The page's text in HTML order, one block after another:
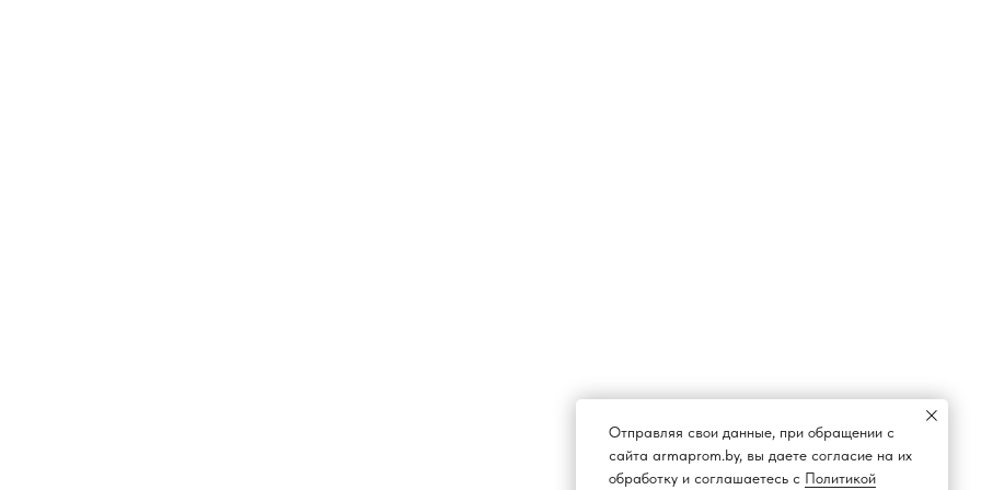
Отправляя свои данные, при обращении с
сайта armaprom.by, вы даете согласие на их
обработку и соглашаетесь с Политикой